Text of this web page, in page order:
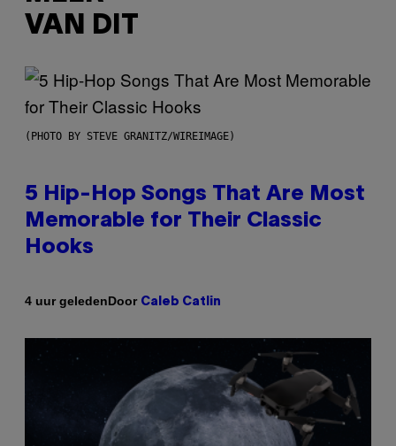
VAN DIT
(PHOTO BY STEVE GRANITZ/WIREIMAGE)
5 Hip-Hop Songs That Are Most
Memorable for Their Classic
Hooks
4 uur geledenDoor Caleb Catlin